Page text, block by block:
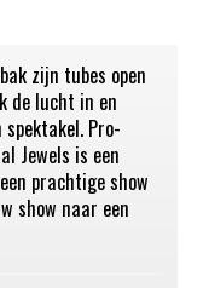
zijn tubes open
de lucht in en
Pro-
Jewels is een
prachtige show
show naar een